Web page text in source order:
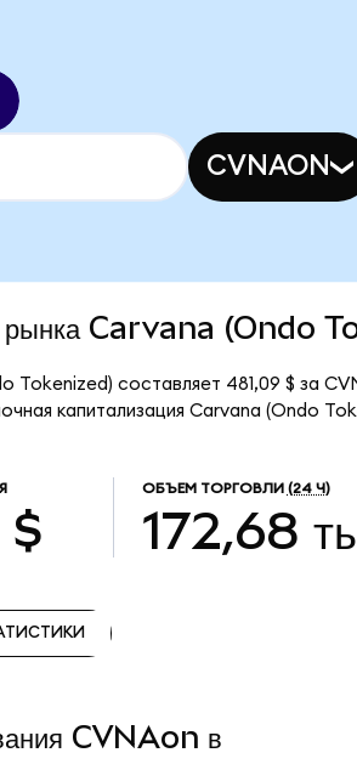
CVNAON
рынка Carvana (Ondo
Tokenized) составляет 481,09 $ за
капитализация Carvana (Ondo
$
ОБЪЕМ ТОРГОВЛИ (24 Ч)
172,68
CVNAon в